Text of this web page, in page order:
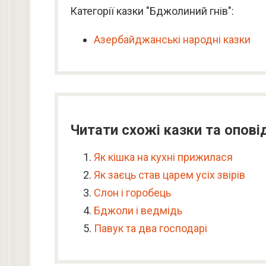
Категорії казки "Бджолиний гнів":
Азербайджанські народні казки
Читати схожі казки та
Як кішка на кухні прижилася
Як заєць став царем усіх звірів
Слон і горобець
Бджоли і ведмідь
Павук та два господарі